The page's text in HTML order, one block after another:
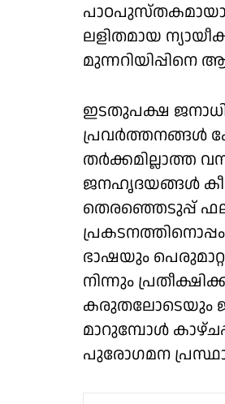
ലളിതമായ
മുന്നറിയിപ്പിനെ
ഇടതുപക്ഷ
പ്രവർത്തനങ്ങൾ
തർക്കമില്ലാത്ത
ജനഹൃദയങ്ങൾ
തെരഞ്ഞെടുപ്പ്
ഭാഷയും
നിന്നും
കരുതലോടെയും
മാറുമ്പോൾ
പുരോഗമന